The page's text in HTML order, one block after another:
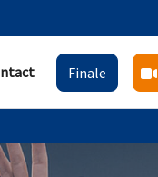
Finale